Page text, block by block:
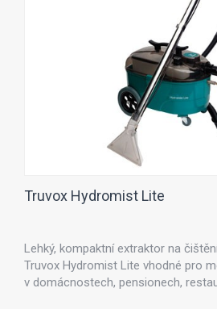
Truvox Hydromist Lite
Lehký, kompaktní extraktor na
Truvox Hydromist Lite vhodné pro
v domácnostech, pensionech,